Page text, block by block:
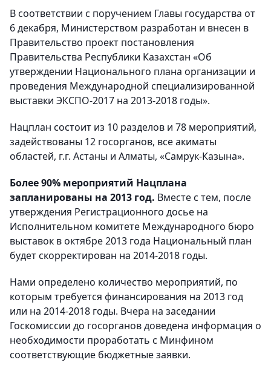
В соответствии с поручением Главы государства от
6 декабря, Министерством разработан и внесен в
Правительство проект постановления
Правительства Республики Казахстан «Об
утверждении Национального плана организации и
проведения Международной специализированной
выставки ЭКСПО-2017 на 2013-2018 годы».
Нацплан состоит из 10 разделов и 78 мероприятий,
задействованы 12 госорганов, все акиматы
областей, г.г. Астаны и Алматы, «Самрук-Казына».
Более 90% мероприятий Нацплана
запланированы на 2013 год. Вместе с тем, после
утверждения Регистрационного досье на
Исполнительном комитете Международного бюро
выставок в октябре 2013 года Национальный план
будет скорректирован на 2014-2018 годы.
Нами определено количество мероприятий, по
которым требуется финансирования на 2013 год
или на 2014-2018 годы. Вчера на заседании
Госкомиссии до госорганов доведена информация о
необходимости проработать с Минфином
соответствующие бюджетные заявки.